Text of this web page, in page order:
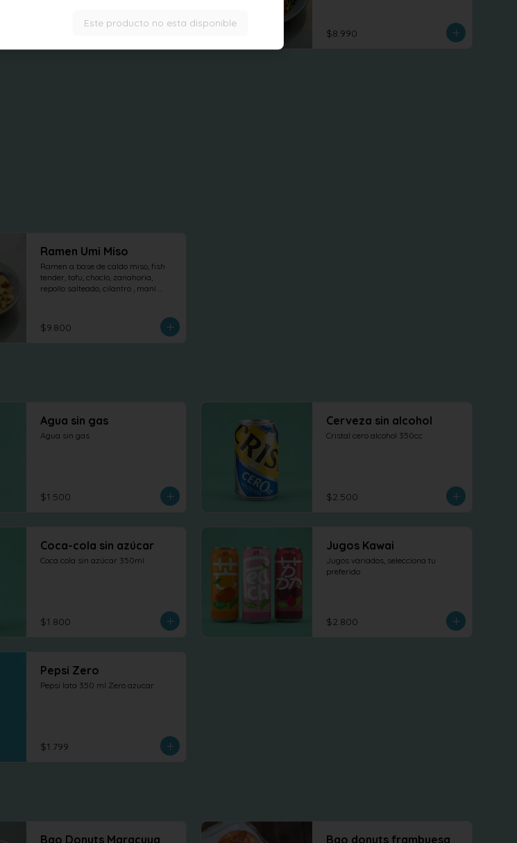
$8.990
Ramen Umi Miso
Ramen a base de caldo miso, fish
tender, tofu, choclo, zanahoria,
repollo salteado, cilantro , maní
$9.800
Agua sin gas
Agua sin gas
$1.500
Cerveza sin alcohol
Cristal cero alcohol 350cc
$2.500
Coca-cola sin azúcar
Coca cola sin azúcar 350ml
$1.800
Jugos Kawai
Jugos variados, selecciona tu
preferido
$2.800
Pepsi Zero
Pepsi lata 350 ml Zero azucar
$1.799
Bao Donuts Maracuya Bao donuts frambuesa
Este producto no esta disponible